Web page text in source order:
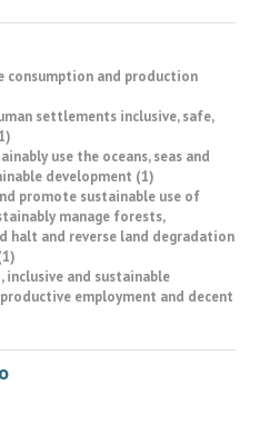
consumption and production
settlements inclusive, safe,
use the oceans, seas and
development (1)
promote sustainable use of
manage forests,
halt and reverse land degradation
inclusive and sustainable
employment and decent